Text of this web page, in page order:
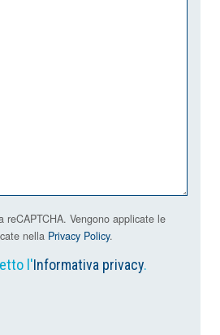
Vengono applicate le
nella Privacy Policy.
l'Informativa privacy.